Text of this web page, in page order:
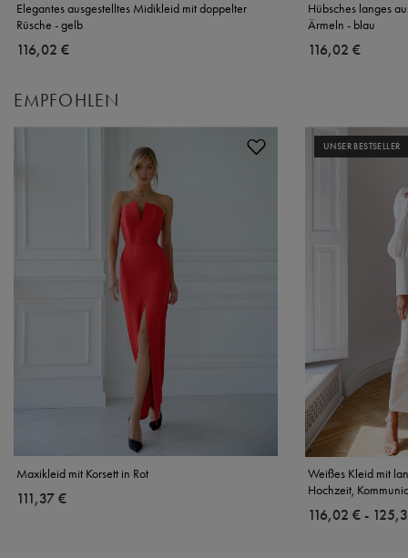
Elegantes ausgestelltes Midikleid mit doppelter
Rüsche - gelb
116,02 €
Hübsches langes
Ärmeln - blau
116,02 €
EMPFOHLEN
Maxikleid mit Korsett in Rot
111,37 €
UNSER BESTSELLER
Weißes Kleid mit
Hochzeit,
ab
116,02 € - bis